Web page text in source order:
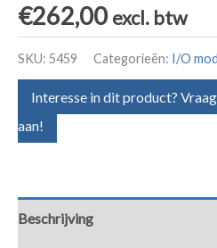
€262,00 excl. btw
SKU: 5459 Categorieën: I/O
Interesse in dit product?
aan!
Beschrijving